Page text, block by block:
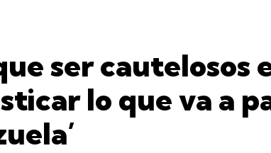
ser cautelosos
lo que va a